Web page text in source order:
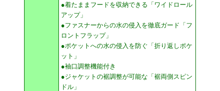
●着たままフードを収納できる「ワイドロール
アップ」
●ファスナーからの水の侵入を徹底ガード「フ
ロントフラップ」
●ポケットへの水の侵入を防ぐ「折り返しポケ
ット」
●袖口調整機能付き
●ジャケットの裾調整が可能な「裾両側スピン
ドル」